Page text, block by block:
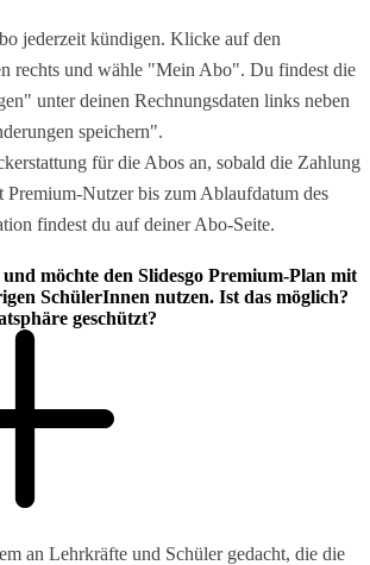
jederzeit kündigen. Klicke auf den
rechts und wähle "Mein Abo". Du findest die
unter deinen Rechnungsdaten links neben
speichern".
für die Abos an, sobald die Zahlung
Nutzer bis zum Ablaufdatum des
findest du auf deiner Abo-Seite.
möchte den Slidesgo Premium-Plan mit
SchülerInnen nutzen. Ist das möglich?
geschützt?
an Lehrkräfte und Schüler gedacht, die die